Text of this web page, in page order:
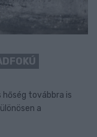
továbbra is
a